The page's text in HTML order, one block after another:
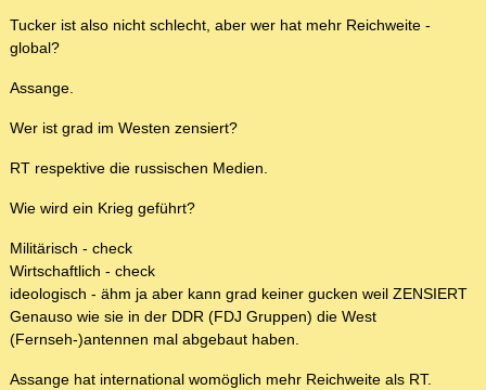
Tucker ist also nicht schlecht, aber wer hat mehr Reichweite -
global?
Assange.
Wer ist grad im Westen zensiert?
RT respektive die russischen Medien.
Wie wird ein Krieg geführt?
Militärisch - check
Wirtschaftlich - check
ideologisch - ähm ja aber kann grad keiner gucken weil ZENSIERT
Genauso wie sie in der DDR (FDJ Gruppen) die West
(Fernseh-)antennen mal abgebaut haben.
Assange hat international womöglich mehr Reichweite als RT.